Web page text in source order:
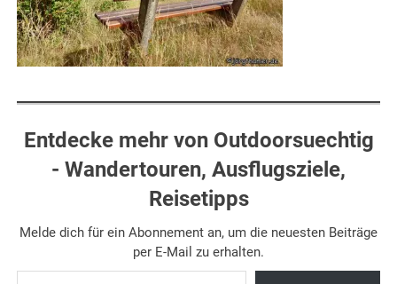
Entdecke mehr von Outdoorsuechtig
- Wandertouren, Ausflugsziele,
Reisetipps
Melde dich für ein Abonnement an, um die neuesten Beiträge
per E-Mail zu erhalten.
Gib deine E-Mail-Adresse ein ...